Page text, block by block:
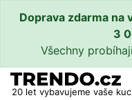
Doprava zdarma na
3
Všechny
20 let vybavujeme vaše